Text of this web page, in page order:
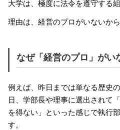
大学は、極度に法令を遵守する
理由は、経営のプロがいないから
なぜ「経営のプロ」がい
例えば、昨日までは単なる歴史
日、学部長や理事に選出されて
を得ない」といった感じで執行
す。